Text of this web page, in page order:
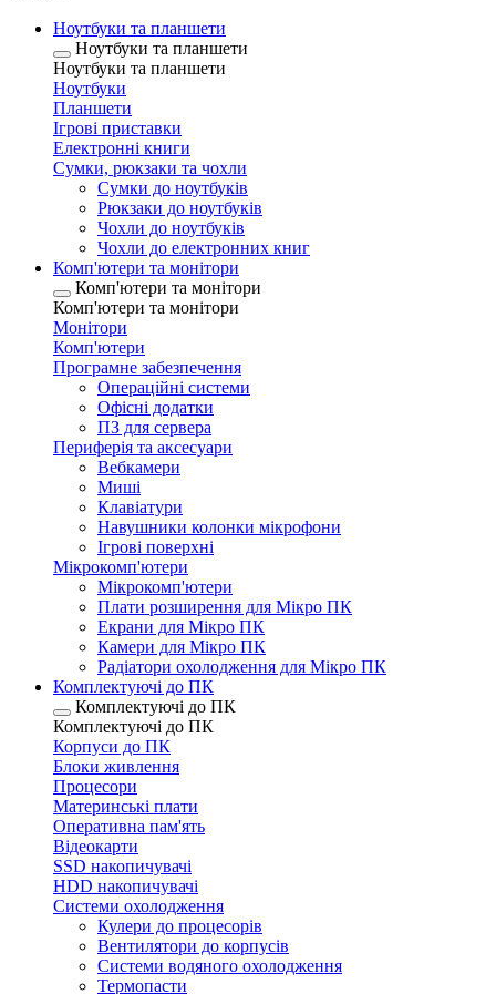
Ноутбуки та планшети
Ноутбуки та планшети
Ноутбуки та планшети
Ноутбуки
Планшети
Ігрові приставки
Електронні книги
Сумки, рюкзаки та чохли
Сумки до ноутбуків
Рюкзаки до ноутбуків
Чохли до ноутбуків
Чохли до електронних книг
Комп'ютери та монітори
Комп'ютери та монітори
Комп'ютери та монітори
Монітори
Комп'ютери
Програмне забезпечення
Операційні системи
Офісні додатки
ПЗ для сервера
Периферія та аксесуари
Вебкамери
Миші
Клавіатури
Навушники колонки мікрофони
Ігрові поверхні
Мікрокомп'ютери
Мікрокомп'ютери
Плати розширення для Мікро ПК
Екрани для Мікро ПК
Камери для Мікро ПК
Радіатори охолодження для Мікро ПК
Комплектуючі до ПК
Комплектуючі до ПК
Комплектуючі до ПК
Корпуси до ПК
Блоки живлення
Процесори
Материнські плати
Оперативна пам'ять
Відеокарти
SSD накопичувачі
HDD накопичувачі
Системи охолодження
Кулери до процесорів
Вентилятори до корпусів
Системи водяного охолодження
Термопасти